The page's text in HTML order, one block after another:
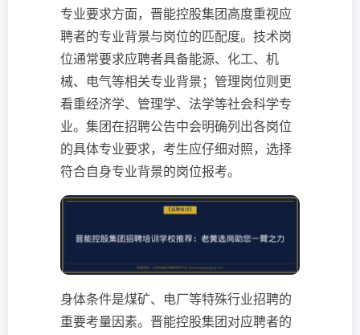
专业要求方面，晋能控股集团高度重视应
聘者的专业背景与岗位的匹配度。技术岗
位通常要求应聘者具备能源、化工、机
械、电气等相关专业背景；管理岗位则更
看重经济学、管理学、法学等社会科学专
业。集团在招聘公告中会明确列出各岗位
的具体专业要求，考生应仔细对照，选择
符合自身专业背景的岗位报考。
身体条件是煤矿、电厂等特殊行业招聘的
重要考量因素。晋能控股集团对应聘者的